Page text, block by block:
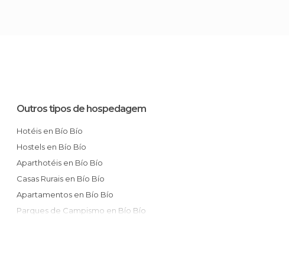
Outros tipos de hospedagem
Hotéis en Bío Bío
Hostels en Bío Bío
Aparthotéis en Bío Bío
Casas Rurais en Bío Bío
Apartamentos en Bío Bío
Parques de Campismo en Bío Bío